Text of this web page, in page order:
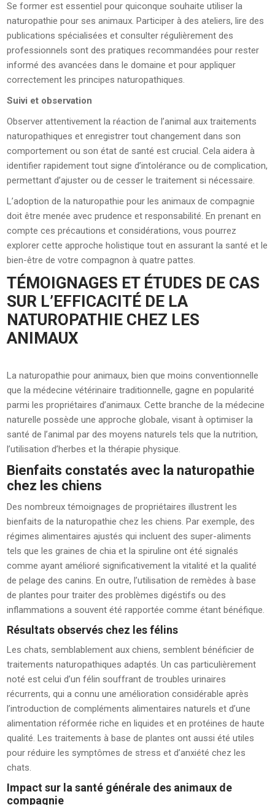
Se former est essentiel pour quiconque souhaite utiliser la
naturopathie pour ses animaux. Participer à des ateliers, lire des
publications spécialisées et consulter régulièrement des
professionnels sont des pratiques recommandées pour rester
informé des avancées dans le domaine et pour appliquer
correctement les principes naturopathiques.
Suivi et observation
Observer attentivement la réaction de l’animal aux traitements
naturopathiques et enregistrer tout changement dans son
comportement ou son état de santé est crucial. Cela aidera à
identifier rapidement tout signe d’intolérance ou de complication,
permettant d’ajuster ou de cesser le traitement si nécessaire.
L’adoption de la naturopathie pour les animaux de compagnie
doit être menée avec prudence et responsabilité. En prenant en
compte ces précautions et considérations, vous pourrez
explorer cette approche holistique tout en assurant la santé et le
bien-être de votre compagnon à quatre pattes.
TÉMOIGNAGES ET ÉTUDES DE CAS
SUR L’EFFICACITÉ DE LA
NATUROPATHIE CHEZ LES
ANIMAUX
La naturopathie pour animaux, bien que moins conventionnelle
que la médecine vétérinaire traditionnelle, gagne en popularité
parmi les propriétaires d’animaux. Cette branche de la médecine
naturelle possède une approche globale, visant à optimiser la
santé de l’animal par des moyens naturels tels que la nutrition,
l’utilisation d’herbes et la thérapie physique.
Bienfaits constatés avec la naturopathie
chez les chiens
Des nombreux témoignages de propriétaires illustrent les
bienfaits de la naturopathie chez les chiens. Par exemple, des
régimes alimentaires ajustés qui incluent des super-aliments
tels que les graines de chia et la spiruline ont été signalés
comme ayant amélioré significativement la vitalité et la qualité
de pelage des canins. En outre, l’utilisation de remèdes à base
de plantes pour traiter des problèmes digéstifs ou des
inflammations a souvent été rapportée comme étant bénéfique.
Résultats observés chez les félins
Les chats, semblablement aux chiens, semblent bénéficier de
traitements naturopathiques adaptés. Un cas particulièrement
noté est celui d’un félin souffrant de troubles urinaires
récurrents, qui a connu une amélioration considérable après
l’introduction de compléments alimentaires naturels et d’une
alimentation réformée riche en liquides et en protéines de haute
qualité. Les traitements à base de plantes ont aussi été utiles
pour réduire les symptômes de stress et d’anxiété chez les
chats.
Impact sur la santé générale des animaux de
compagnie